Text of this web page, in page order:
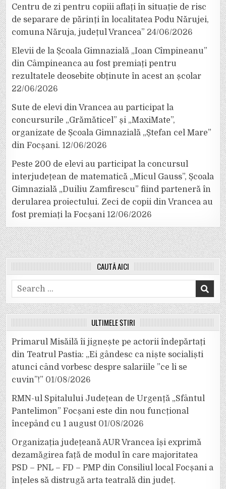
Centru de zi pentru copiii aflați în situație de risc
de separare de părinți în localitatea Podu Nărujei,
comuna Năruja, județul Vrancea” 24/06/2026
Elevii de la Școala Gimnazială „Ioan Cîmpineanu”
din Câmpineanca au fost premiați pentru
rezultatele deosebite obținute în acest an școlar
22/06/2026
Sute de elevi din Vrancea au participat la
concursurile „Grămăticel” și „MaxiMate”,
organizate de Școala Gimnazială „Ștefan cel Mare”
din Focșani. 12/06/2026
Peste 200 de elevi au participat la concursul
interjudețean de matematică „Micul Gauss”, Școala
Gimnazială „Duiliu Zamfirescu” fiind parteneră în
derularea proiectului. Zeci de copii din Vrancea au
fost premiați la Focșani 12/06/2026
CAUTĂ AICI
Search
for:
ULTIMELE ȘTIRI
Primarul Misăilă îi jignește pe actorii îndepărtați
din Teatrul Pastia: „Ei gândesc ca niște socialiști
atunci când vorbesc despre salariile ”ce li se
cuvin”!” 01/08/2026
RMN-ul Spitalului Județean de Urgență „Sfântul
Pantelimon” Focșani este din nou funcțional
începând cu 1 august 01/08/2026
Organizația județeană AUR Vrancea își exprimă
dezamăgirea față de modul în care majoritatea
PSD – PNL – FD – PMP din Consiliul local Focșani a
înțeles să distrugă arta teatrală din județ.